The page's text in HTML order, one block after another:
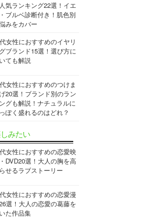
気ランキング22選！イエ
ブルベ診断付き！肌色別
みをカバー
女性におすすめのイヤリ
ブランド15選！選び方に
ても解説
女性におすすめのつけま
20選！ブランド別のラン
グも解説！ナチュラルに
ぽく盛れるのはどれ？
みたい
女性におすすめの恋愛映
DVD20選！大人の胸を高
せるラブストーリー
女性におすすめの恋愛漫
選！大人の恋愛の葛藤を
た作品集